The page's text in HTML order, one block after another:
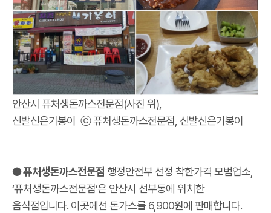
안산시 퓨처생돈까스전문점(사진 위),
신발신은기봉이 ⓒ 퓨처생돈까스전문점, 신발신은기봉이
● 퓨처생돈까스전문점 행정안전부 선정 착한가격 모범업소,
‘퓨처생돈까스전문점’은 안산시 선부동에 위치한
음식점입니다. 이곳에선 돈가스를 6,900원에 판매합니다.